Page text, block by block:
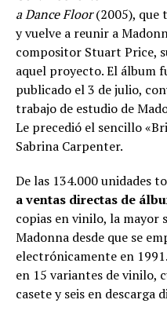
a Dance Floor(2005), que
y vuelve a reunir a
compositor Stuart Price,
aquel proyecto. El álbum
publicado el 3 de julio,
trabajo de estudio de
Le precedió el sencillo
Sabrina Carpenter.
De las 134.000 unidades
a ventas directas de
copias en vinilo, la mayor
Madonna desde que se
electrónicamente en
en 15 variantes de vinilo,
casete y seis en descarga